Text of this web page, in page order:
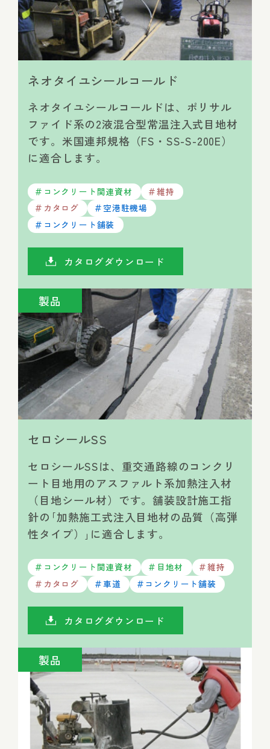
ネオタイユシールコールド
ネオタイユシールコールドは、ポリサル
ファイド系の2液混合型常温注入式目地材
です。米国連邦規格（FS・SS-S-200E）
に適合します。
コンクリート関連資材
維持
カタログ
空港駐機場
コンクリート舗装
カタログダウンロード
製品
セロシールSS
セロシールSSは、重交通路線のコンクリ
ート目地用のアスファルト系加熱注入材
（目地シール材）です。舗装設計施工指
針の｢加熱施工式注入目地材の品質（高弾
性タイプ）｣に適合します。
コンクリート関連資材 目地材
維持
カタログ
車道 コンクリート舗装
カタログダウンロード
製品